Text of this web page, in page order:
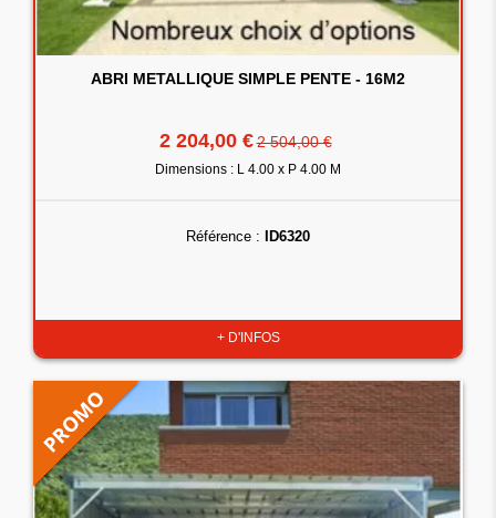
ABRI METALLIQUE SIMPLE PENTE - 16M2
2 204,00 €2 504,00 €
Dimensions : L 4.00 x P 4.00 M
Référence : ID6320
+ D'INFOS